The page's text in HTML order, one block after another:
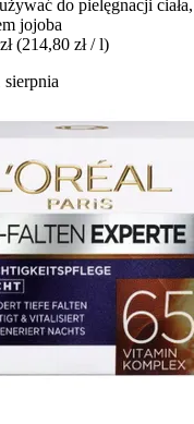
do pielęgnacji
jojoba
(214,80 zł / l)
sierpnia